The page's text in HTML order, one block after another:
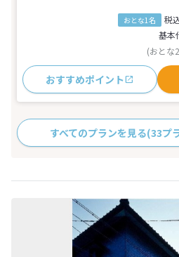
おとな1名 税
基本
(おとな
おすすめポイント
すべてのプランを見る(33プ